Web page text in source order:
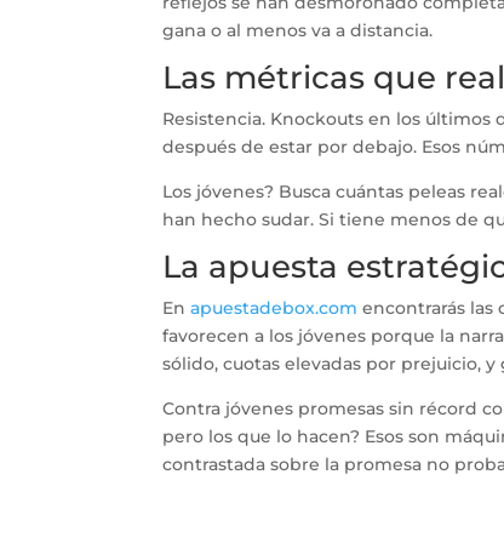
gana o al menos va a distancia.
Las métricas que
Resistencia. Knockouts en los últimos
después de estar por debajo. Esos
Los jóvenes? Busca cuántas peleas
han hecho sudar. Si tiene menos de
La apuesta
Enapuestadebox.com encontrarás las
favorecen a los jóvenes porque la
sólido, cuotas elevadas por prejuicio, y
Contra jóvenes promesas sin récord
pero los que lo hacen? Esos son
contrastada sobre la promesa no